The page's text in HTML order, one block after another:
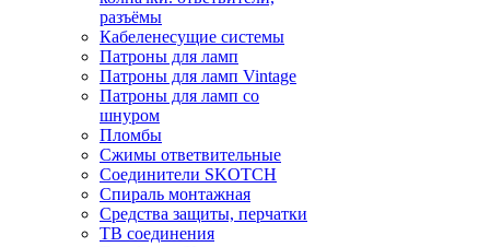
разъёмы
Кабеленесущие системы
Патроны для ламп
Патроны для ламп Vintage
Патроны для ламп со
шнуром
Пломбы
Сжимы ответвительные
Соединители SKOTCH
Спираль монтажная
Средства защиты, перчатки
ТВ соединения